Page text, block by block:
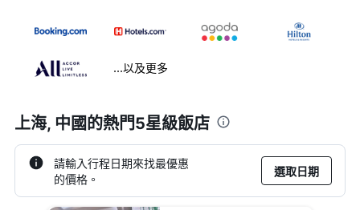
...以及更多
上海, 中國​的熱門5星級飯店
請輸入行程日期來找最優惠
的價格。
選取日期